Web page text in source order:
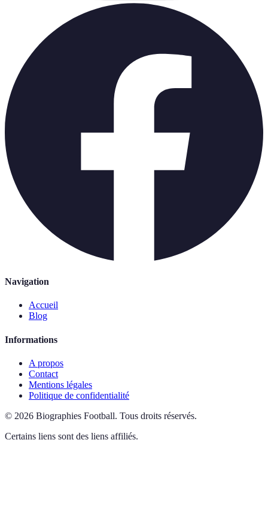
Navigation
Accueil
Blog
Informations
A propos
Contact
Mentions légales
Politique de confidentialité
© 2026 Biographies Football. Tous droits réservés.
Certains liens sont des liens affiliés.